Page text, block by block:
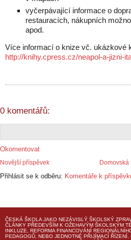
vyčerpávající informace o
restauracích, nákupních
apod.
Více informací o knize vč. ukázkové
http://knihy.cpress.cz/neapol-a-jizni-
0 komentářů:
Okomentovat
Novější příspěvek Domovská
Přihlásit se k odběru: Komentáře k
ČESKÁ ŠKOLA JAKO NEZÁVISLÝ ŠKOLSKÝ
ČLÁNKY PŘEDEVŠÍM K OŽEHAVÝM ŠKOLSKÝM
INKLUZE, REFORMA FINANCOVÁNÍ
PEDAGOGŮ, NEBO JEDNOTNÉ PŘIJÍMACÍ ŘÍZENÍ.